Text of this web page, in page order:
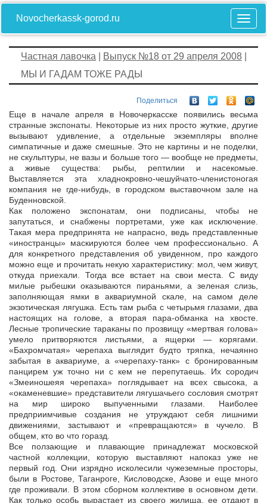
Novocherkassk-gorod.ru
Частная лавочка Выпуск №18 от 29 апреля 2008
МЫ И ГАДАМ ТОЖЕ РАДЫ
Поделиться
Еще в начале апреля в Новочеркасске появились весьма
странные экспонаты. Некоторые из них просто жуткие, другие
вызывают удивление, а отдельные экземпляры вполне
симпатичные и даже смешные. Это не картины и не поделки,
не скульптуры, не вазы и больше того — вообще не предметы,
а живые существа: рыбы, рептилии и насекомые.
Выставляется эта хладнокровно-чешуйчато-членистоногая
компания не где-нибудь, в городском выставочном зале на
Буденновской.
Как положено экспонатам, они подписаны, чтобы не
запутаться, и снабжены портретами, уже как исключение.
Такая мера предпринята не напрасно, ведь представленные
«иностранцы» маскируются более чем профессионально. А
для конкретного представления об увиденном, про каждого
можно еще и прочитать некую характеристику: мол, чем живут,
откуда приехали. Тогда все встает на свои места. С виду
милые рыбешки оказываются пираньями, а зеленая слизь,
заполняющая ямки в аквариумной скале, на самом деле
экзотическая лягушка. Есть там рыба с четырьмя глазами, два
настоящих на голове, а вторая пара-обманка на хвосте.
Лесные тропические тараканы по прозвищу «мертвая голова»
умело притворяются листьями, а ящерки — корягами.
«Бахромчатая» черепаха выглядит будто тряпка, нечаянно
забытая в аквариуме, а «черепаху-танк» с бронированным
панцирем уж точно ни с кем не перепутаешь. Их сородич
«Змеиношеяя черепаха» поглядывает на всех свысока, а
«окаменевшие» представители лягушачьего сословия смотрят
на мир широко выпученными глазами. Наиболее
предприимчивые создания не утруждают себя лишними
движениями, застывают и «превращаются» в чучело. В
общем, кто во что горазд.
Все ползающие и плавающие принадлежат московской
частной коллекции, которую выставляют напоказ уже не
первый год. Они изрядно исколесили чужеземные просторы,
были в Ростове, Таганроге, Кисловодске, Азове и еще много
где проживали. В этом сборном коллективе в основном дети.
Как только особь вырастает из своего жилища, ее отдают в